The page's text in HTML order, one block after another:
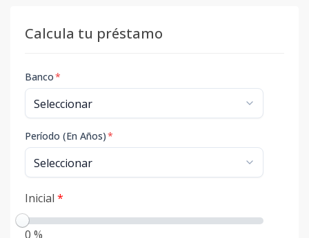
Calcula tu préstamo
Banco*
Período (En Años)*
Inicial *
0 %